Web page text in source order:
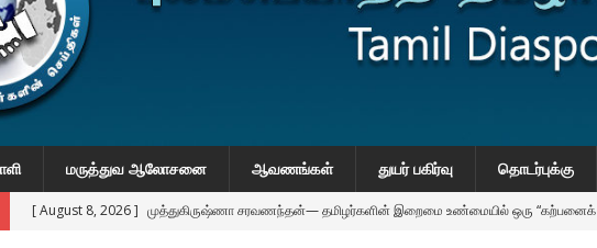
மருத்துவ ஆலோசனை ஆவணங்கள் துயர் பகிர்வு தொடர்புக்கு
[ August 8, 2026 ] முத்துகிருஷ்ணா சரவணந்தன்— தமிழர்களின் இறைமை உண்மையில் ஒரு “கற்பனைக்